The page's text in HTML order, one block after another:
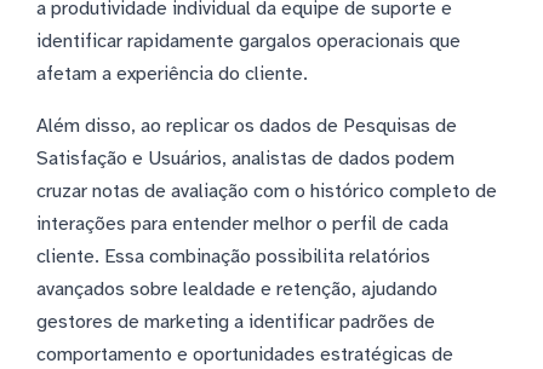
a produtividade individual da equipe de suporte e
identificar rapidamente gargalos operacionais que
afetam a experiência do cliente.
Além disso, ao replicar os dados de Pesquisas de
Satisfação e Usuários, analistas de dados podem
cruzar notas de avaliação com o histórico completo de
interações para entender melhor o perfil de cada
cliente. Essa combinação possibilita relatórios
avançados sobre lealdade e retenção, ajudando
gestores de marketing a identificar padrões de
comportamento e oportunidades estratégicas de